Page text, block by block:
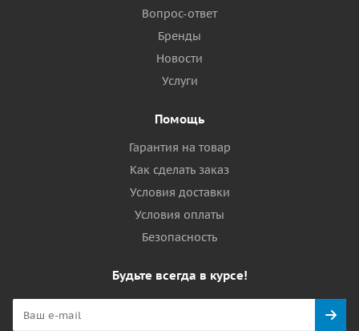
Вопрос-ответ
Бренды
Новости
Услуги
Помощь
Гарантия на товар
Как сделать заказ
Условия доставки
Условия оплаты
Безопасность
Будьте всегда в курсе!